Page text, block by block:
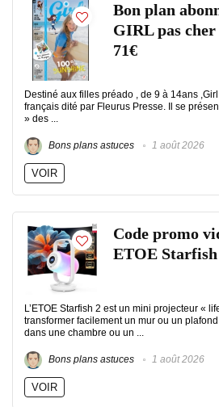
Bon plan
GIRL pas cher
71€
Destiné aux filles préado , de 9 à 14ans
français dité par Fleurus Presse. Il se
» des ...
Bons plans astuces 1 août 2026
VOIR
Code promo
ETOE Starfish
L’ETOE Starfish 2 est un mini projecteur «
transformer facilement un mur ou un
dans une chambre ou un ...
Bons plans astuces 1 août 2026
VOIR